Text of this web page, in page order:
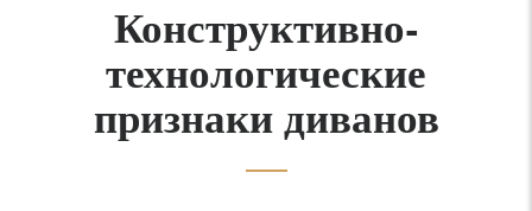
Конструктивно-
технологические
признаки диванов